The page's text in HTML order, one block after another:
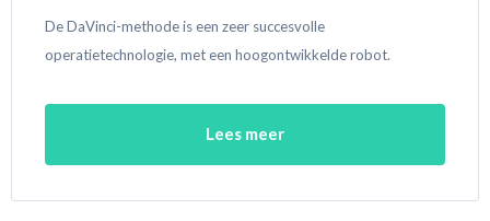
De DaVinci-methode is een zeer succesvolle
operatietechnologie, met een hoogontwikkelde robot.
Lees meer